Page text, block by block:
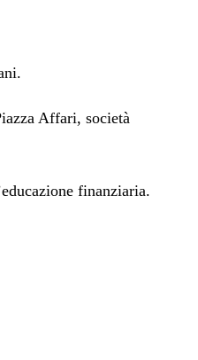
Affari, società
finanziaria.